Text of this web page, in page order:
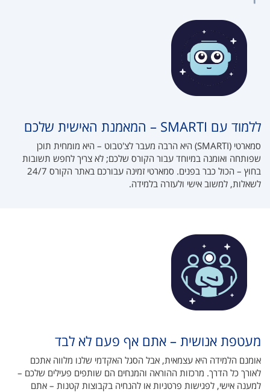
ללמוד עם SMARTI – המאמנת האישית שלכם
סמארטי (SMARTI) היא הרבה מעבר לצ'טבוט – היא מומחית תוכן
שפותחה ואומנה במיוחד עבור הקורס שלכם; לא צריך לחפש תשובות
בחוץ – הכול כבר בפנים. סמארטי זמינה עבורכם באתר הקורס 24/7
לשאלות, למשוב אישי ולעזרה בלמידה.
מעטפת אנושית – אתם אף פעם לא לבד
אומנם הלמידה היא עצמאית, אבל הסגל האקדמי שלנו מלווה אתכם
לאורך כל הדרך. מרכזות ההוראה והמנחים הם שותפים פעילים שלכם –
למענה אישי, לפגישות פרטניות או להנחיה בקבוצות קטנות – אתם